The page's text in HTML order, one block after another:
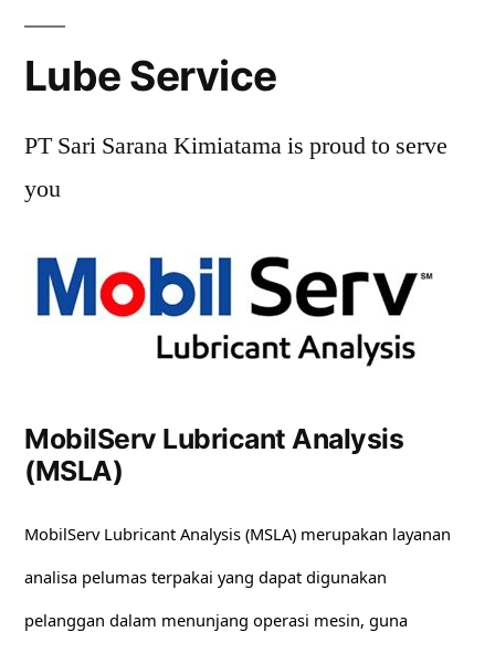
Lube Service
PT Sari Sarana Kimiatama is proud to serve
you
MobilServ Lubricant Analysis
(MSLA)
MobilServ Lubricant Analysis (MSLA) merupakan layanan
analisa pelumas terpakai yang dapat digunakan
pelanggan dalam menunjang operasi mesin, guna